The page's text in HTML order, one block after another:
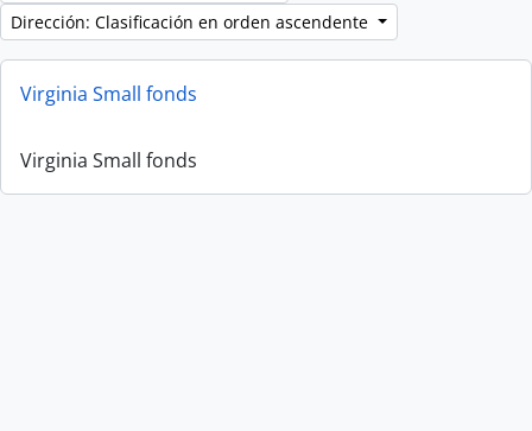
Dirección: Clasificación en orden ascendente
Virginia Small fonds
Virginia Small fonds